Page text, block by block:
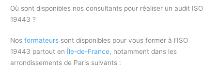
Où sont disponibles nos consultants pour réaliser un audit ISO
19443 ?
Nosformateurs sont disponibles pour vous former à l’ISO
19443 partout enÎle-de-France, notamment dans les
arrondissements de Paris suivants :